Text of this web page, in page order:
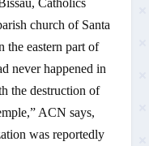
Catholics
church of Santa
the eastern part of
never happened in
the destruction of
ACN says,
was reportedly